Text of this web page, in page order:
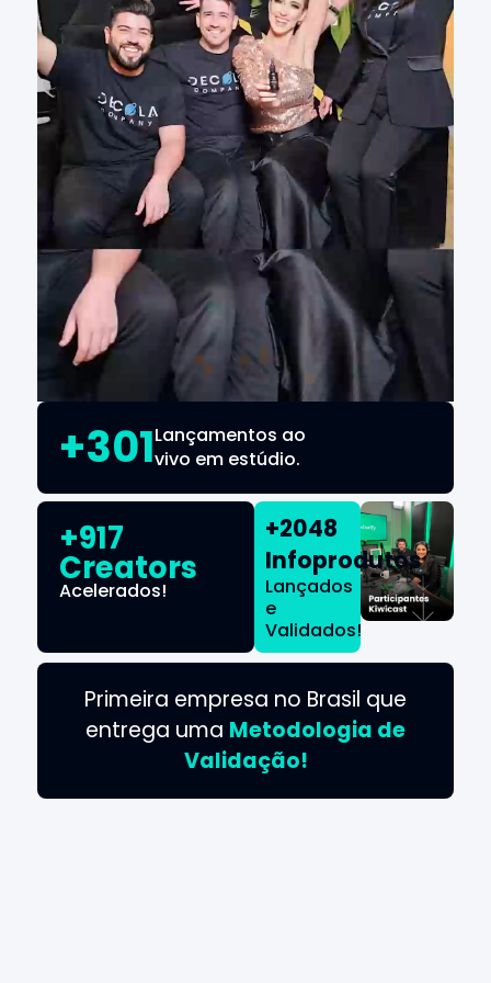
+301Lançamentos ao
vivo em estúdio.
+917
Creators
Acelerados!
+2048
Infoprodutos
Lançados
e
Validados!
Primeira empresa no Brasil que
entrega uma Metodologia de
Validação!